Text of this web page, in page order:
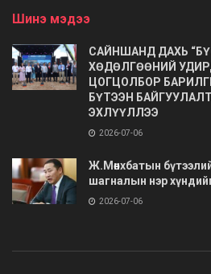
Шинэ мэдээ
САЙНШАНД ДАХЬ
ХӨДӨЛГӨӨНИЙ
ЦОГЦОЛБОР
БҮТЭЭН
ЭХЛҮҮЛЛЭЭ
2026-07-06
Ж.Мөнхбатын
шагналын нэр
2026-07-06